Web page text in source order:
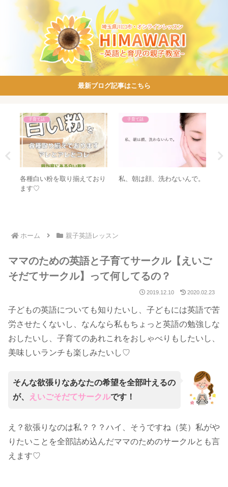
最新ブログ記事はこちら
子育て話
各種白い粉を取り揃えており
ます♡
子育て話
私、朝は顔、洗わないんで。
ホーム 親子英語レッスン
ママのための英語と子育てサークル【えいご
そだてサークル】って何してるの？
2019.12.10 2020.02.23
子どもの英語についても知りたいし、子どもには英語で苦
労させたくないし、なんなら私もちょっと英語の勉強しな
おしたいし、子育てのあれこれをおしゃべりもしたいし、
美味しいランチも楽しみたいし♡
そんな欲張りなあなたの希望を全部叶えるの
が、
えいごそだてサークルです！
え？欲張りなのは私？？？ハイ、そうですね（笑）私がや
りたいことを全部詰め込んだママのためのサークルとも言
えます♡